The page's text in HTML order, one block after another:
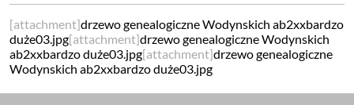
[attachment]drzewo genealogiczne Wodynskich ab2xxbardzo
duże03.jpg[attachment]drzewo genealogiczne Wodynskich
ab2xxbardzo duże03.jpg[attachment]drzewo genealogiczne
Wodynskich ab2xxbardzo duże03.jpg